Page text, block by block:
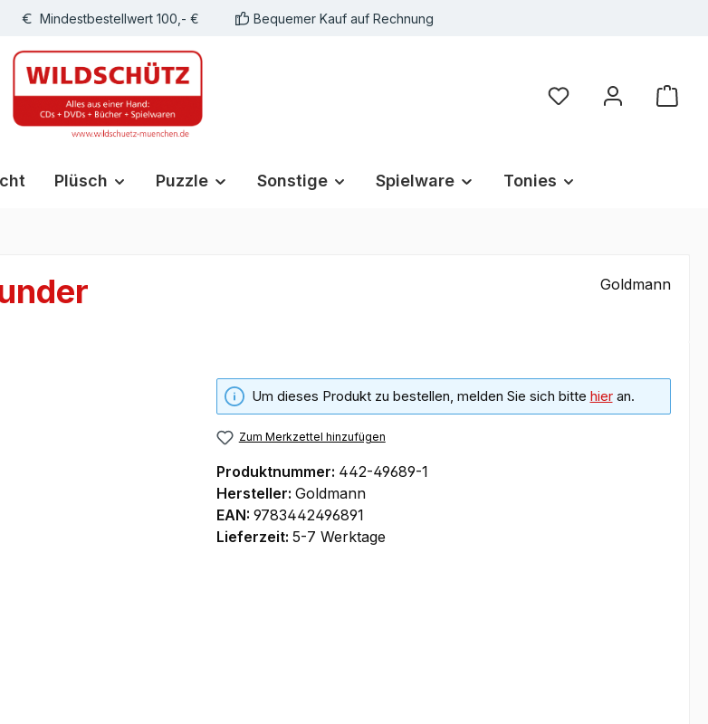
Mindestbestellwert 100,- € Bequemer Kauf auf Rechnung
Du hast 0 Produkte
Plüsch Puzzle Sonstige Spielware Tonies
Goldmann
Um dieses Produkt zu bestellen, melden Sie sich bitte hieran.
Zum Merkzettel hinzufügen
Produktnummer: 442-49689-1
Hersteller: Goldmann
EAN: 9783442496891
Lieferzeit: 5-7 Werktage